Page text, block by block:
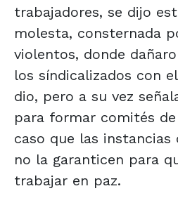
trabajadores, se dijo
molesta, consternada
violentos, donde
los síndicalizados con
dio, pero a su vez
para formar comités de
caso que las instancias
no la garanticen para
trabajar en paz.